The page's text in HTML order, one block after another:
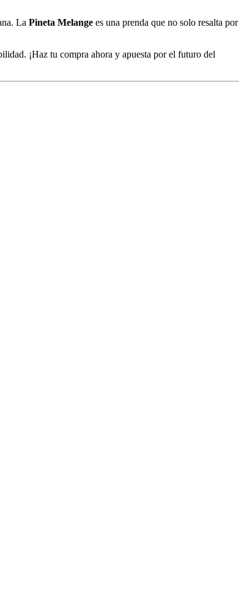
La Pineta Melange es una prenda que no solo resalta por
¡Haz tu compra ahora y apuesta por el futuro del